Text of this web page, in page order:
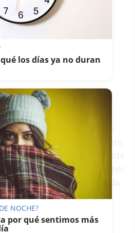
la pista del presunto
cuando, paralelamente,
Ciudadana era requerida
que aseguraba haber
su propiedad -denunciada
urbanización marbellí.
un remache de
los días ya no duran
NOCHE?
por qué sentimos más